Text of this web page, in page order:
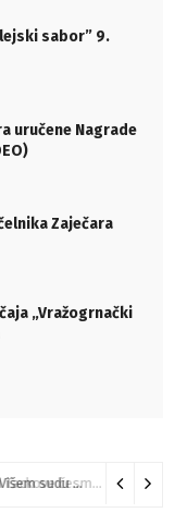
sabor” 9.
uručene Nagrade
Zaječara
„Vražogrnački
Suđenje u slučaju Danke Ilić biće u Višem sudu u Negotinu?